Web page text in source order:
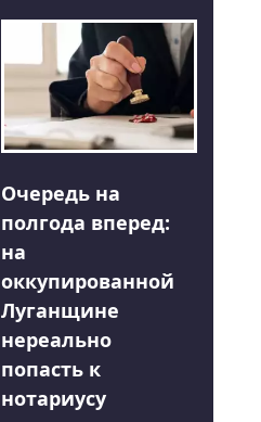
Очередь на
полгода вперед:
на
оккупированной
Луганщине
нереально
попасть к
нотариусу